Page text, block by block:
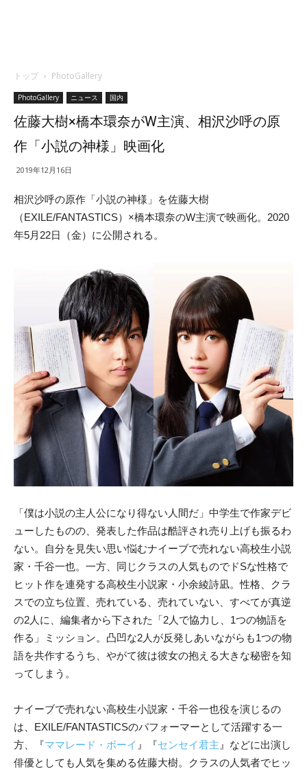
トップ PhotoGallery
PhotoGallery ニュース 国内
佐藤大樹×橋本環奈がW主演、相沢沙呼の原
作「小説の神様」映画化
2019年12月16日
相沢沙呼の原作「小説の神様」を佐藤大樹
（EXILE/FANTASTICS）×橋本環奈のW主演で映画化。2020
年5月22日（金）に公開される。
「僕は小説の主人公になり得ない人間だ」中学生で作家デビ
ューしたものの、発表した作品は酷評され売り上げも振るわ
ない。自分を見失い思い悩むナイーブで売れない高校生小説
家・千谷一也。一方、同じクラスの人気ものでドSな性格で
ヒット作を連発する高校生小説家・小余綾詩凪。性格、クラ
スでの立ち位置、売れている、売れていない、すべてが真逆
の2人に、編集者から下された「2人で協力し、1つの物語を
作る」ミッション。凸凹な2人が反発しあいながらも1つの物
語を共作するうち、やがて彼は彼女の抱える大きな秘密を知
ってしまう。
ナイーブで売れない高校生小説家・千谷一也役を演じるの
は、EXILE/FANTASTICSのパフォーマーとして活躍する一
方、『ママレード・ボーイ 』『センセイ君主 』などに出演し
俳優としても人気を集める佐藤大樹。クラスの人気者でヒッ